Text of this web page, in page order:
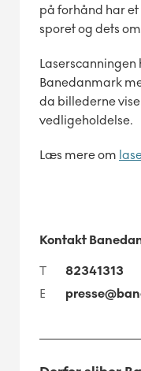
på forhånd har
sporet og dets
Banedanmark
da billederne
vedligeholdelse.
Læs mere om
Kontakt
T
82341313
E